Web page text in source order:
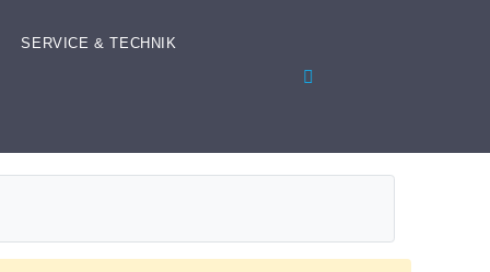
SERVICE & TECHNIK